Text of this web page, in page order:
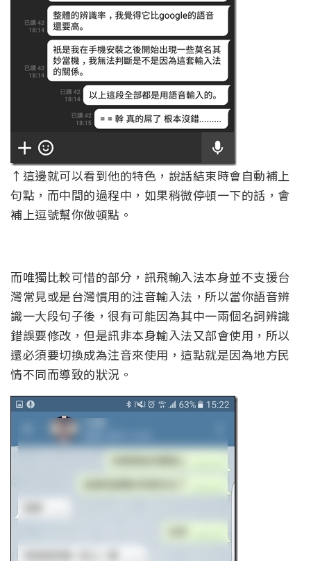
↑這邊就可以看到他的特色，說話結束時會自動補上
句點，而中間的過程中，如果稍微停頓一下的話，會
補上逗號幫你做頓點。
而唯獨比較可惜的部分，訊飛輸入法本身並不支援台
灣常見或是台灣慣用的注音輸入法，所以當你語音辨
識一大段句子後，很有可能因為其中一兩個名詞辨識
錯誤要修改，但是訊非本身輸入法又部會使用，所以
還必須要切換成為注音來使用，這點就是因為地方民
情不同而導致的狀況。